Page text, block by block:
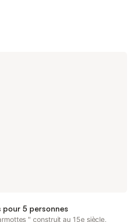
.Plages accessibles à 2 min à
propose de nombreux commerces
et bio ainsi qu'une librairie !! Il y
5 personnes
" construit au 15e siècle,